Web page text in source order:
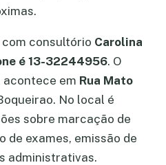
consultório Carolina
é 13-32244956. O
em Rua Mato
No local é
sobre marcação de
de exames, emissão de
administrativas.